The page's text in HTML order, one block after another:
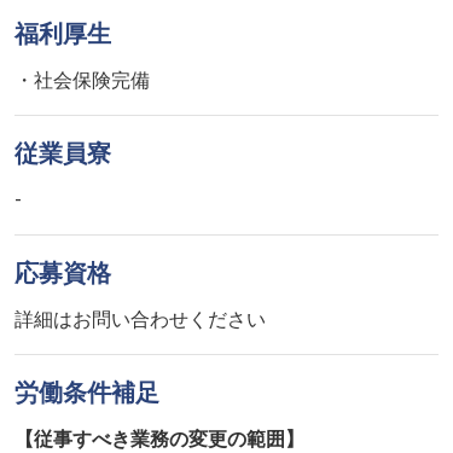
福利厚生
・社会保険完備
従業員寮
-
応募資格
詳細はお問い合わせください
労働条件補足
【従事すべき業務の変更の範囲】